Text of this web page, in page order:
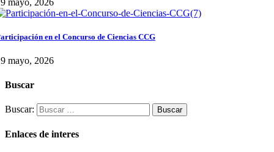
mayo, 2026
en el Concurso de Ciencias CCG
mayo, 2026
Buscar
Buscar:
Enlaces de interes